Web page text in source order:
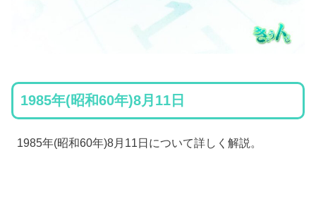
1985年(昭和60年)8月11日
1985年(昭和60年)8月11日について詳しく解説。